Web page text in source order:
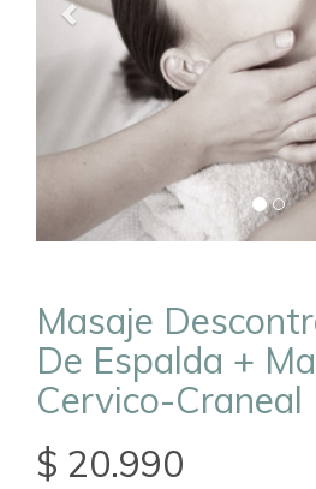
Masaje
De Espalda +
Cervico-Craneal
$ 20.990